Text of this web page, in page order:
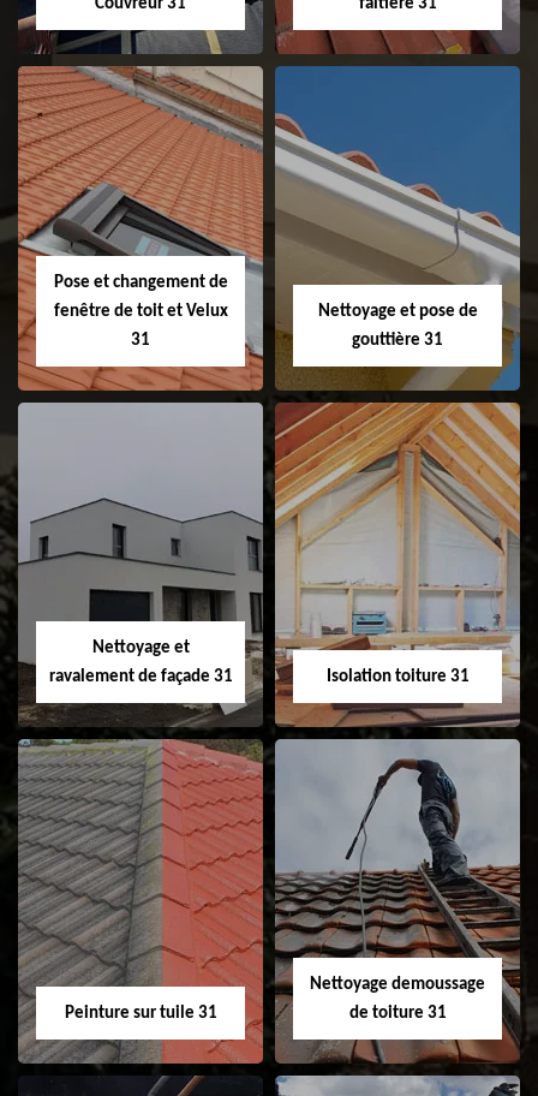
Couvreur 31
Couvreur 31
faitière 31
Etanchéité de
faitage et faitière
31
Pose et changement de
fenêtre de toit et Velux
31
Pose et
changement de
fenêtre de toit et
Velux 31
Nettoyage et pose de
gouttière 31
Nettoyage et pose
Nettoyage et
ravalement de façade 31
Nettoyage et
ravalement de
façade 31
Isolation toiture 31
Isolation toiture 31
Peinture sur tuile 31
Nettoyage demoussage
de toiture 31